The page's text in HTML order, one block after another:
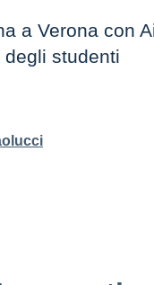
a Verona con
degli studenti